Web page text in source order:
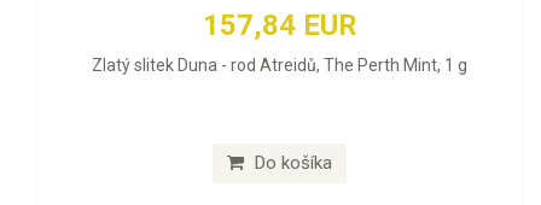
157,84 EUR
Zlatý slitek Duna - rod Atreidů, The Perth Mint, 1 g
Do košíka